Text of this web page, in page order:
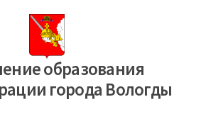
образования
города Вологды